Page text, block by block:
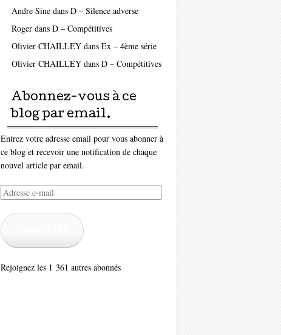
Andre Sinedans D – Silence adverse
Rogerdans D – Compétitives
Olivier CHAILLEYdans Ex – 4ème série
Olivier CHAILLEYdans D – Compétitives
Abonnez-vous à ce
blog par email.
Entrez votre adresse email pour vous abonner à
ce blog et recevoir une notification de chaque
nouvel article par email.
Adresse
e-
mail
Rejoignez les 1 361 autres abonnés